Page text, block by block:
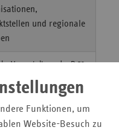
Funktionen, um
Website-Besuch zu
und regionale
Veranstaltung der B 52-
der Wahl!“